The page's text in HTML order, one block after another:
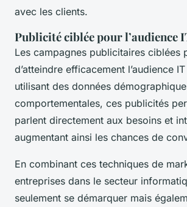
avec les clients.
Publicité ciblée pour l’audience
Les campagnes publicitaires ciblées
d’atteindre efficacement l’audience
utilisant des données
comportementales, ces publicités
parlent directement aux besoins et
augmentant ainsi les chances de
En combinant ces techniques de
entreprises dans le secteur
seulement se démarquer mais